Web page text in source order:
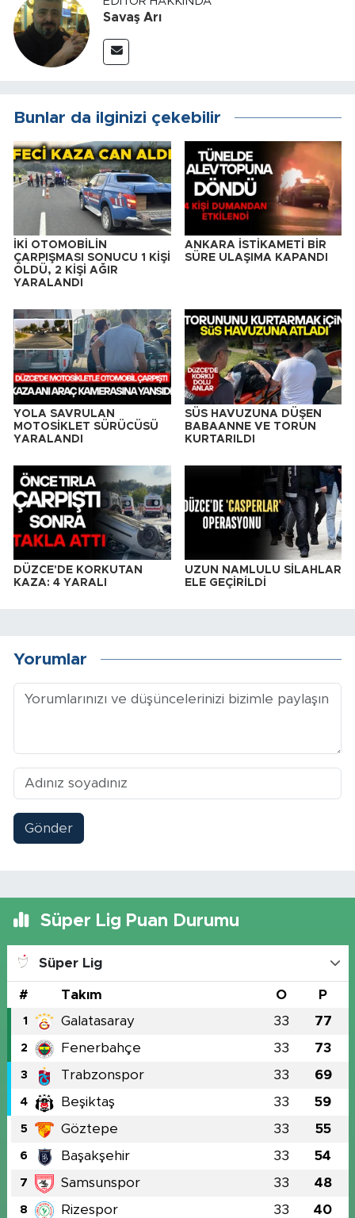
Savaş Arı
Bunlar da ilginizi çekebilir
İKİ OTOMOBİLİN
ÇARPIŞMASI SONUCU 1 KİŞİ
ÖLDÜ, 2 KİŞİ AĞIR
YARALANDI
ANKARA İSTİKAMETİ BİR
SÜRE ULAŞIMA KAPANDI
YOLA SAVRULAN
MOTOSİKLET SÜRÜCÜSÜ
YARALANDI
SÜS HAVUZUNA DÜŞEN
BABAANNE VE TORUN
KURTARILDI
DÜZCE'DE KORKUTAN
KAZA: 4 YARALI
UZUN NAMLULU SİLAHLAR
ELE GEÇİRİLDİ
Yorumlar
Gönder
Süper Lig Puan Durumu
Süper Lig
# Takım O P
1 Galatasaray 33 77
2 Fenerbahçe 33 73
3 Trabzonspor 33 69
4 Beşiktaş 33 59
5 Göztepe 33 55
6 Başakşehir 33 54
7 Samsunspor 33 48
8 Rizespor 33 40